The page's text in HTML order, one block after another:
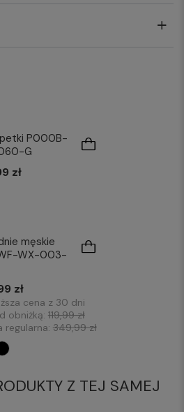
P000B-
G
zł
męskie
WX-003-
zł
cena z 30 dni
obniżką: 119,99 zł
regularna: 349,99 zł
Z TEJ SAMEJ